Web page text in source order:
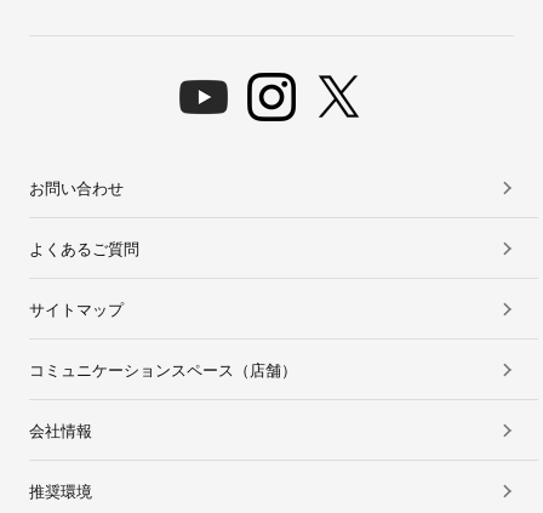
お問い合わせ
よくあるご質問
サイトマップ
コミュニケーションスペース（店舗）
会社情報
推奨環境